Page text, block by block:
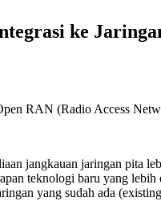
ke
RAN (Radio Access
jangkauan jaringan pita
teknologi baru yang
yang sudah ada